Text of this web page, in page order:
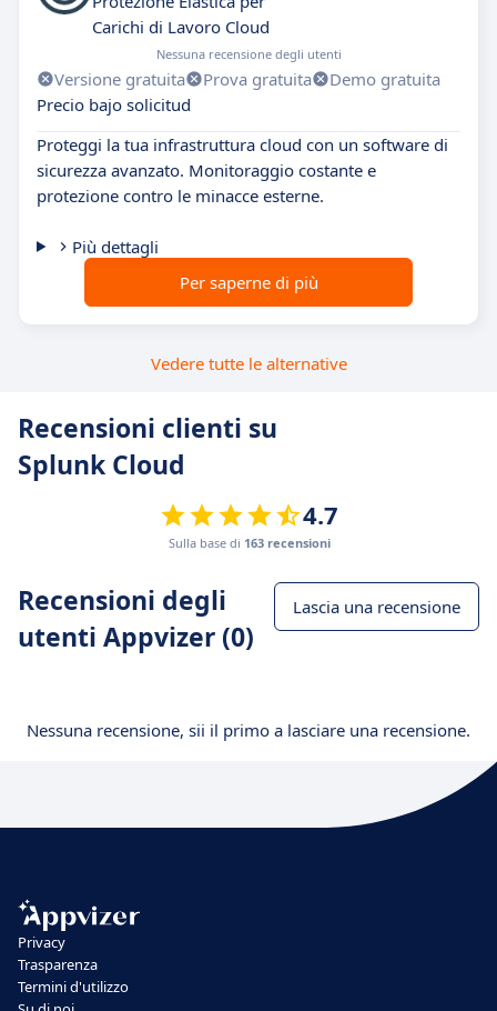
Carichi di Lavoro Cloud
Nessuna recensione degli utenti
Versione gratuita Prova gratuita
Demo gratuita
Precio bajo solicitud
Proteggi la tua infrastruttura cloud con un software di
sicurezza avanzato. Monitoraggio costante e
protezione contro le minacce esterne.
Più dettagli
Per saperne di più
Vedere tutte le alternative
Recensioni clienti su
Splunk Cloud
4.7
Sulla base di 163 recensioni
Recensioni degli
utenti Appvizer (0)
Lascia una recensione
Nessuna recensione, sii il primo a lasciare una recensione.
Privacy
Trasparenza
Termini d'utilizzo